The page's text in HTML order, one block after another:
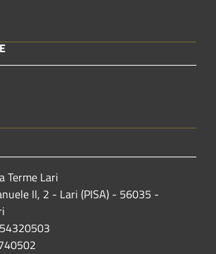
Terme Lari
II, 2 - Lari (PISA) - 56035 -